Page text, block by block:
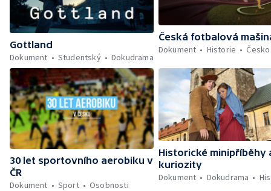
Gottland
Dokument
Studentský Dokudrama
Česká fotbalová
Dokument
Historie Česko
30 let sportovního aerobiku v
ČR
Dokument
Sport Osobnosti
Historické minipříběhy
kuriozity
Dokument
Dokudrama